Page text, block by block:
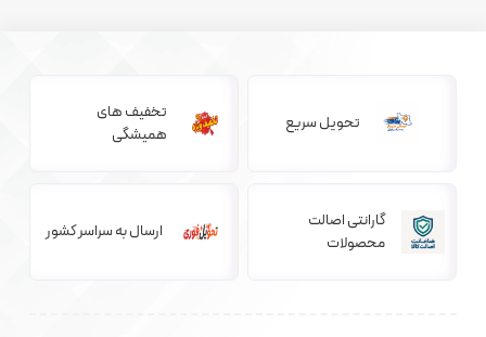
تحویل سریع
تخفیف های
همیشگی
گارانتی اصالت
محصولات
ارسال به سراسر کشور